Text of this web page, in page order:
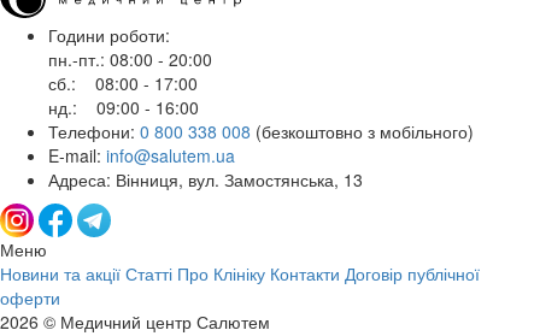
Години роботи:
пн.-пт.: 08:00 - 20:00
сб.: 08:00 - 17:00
нд.: 09:00 - 16:00
Телефони: 0 800 338 008 (безкоштовно з мобільного)
E-mail: info@salutem.ua
Адреса: Вінниця, вул. Замостянська, 13
Меню
Новини та акції Статті Про Клініку Контакти Договір публічної
оферти
2026 © Медичний центр Салютем